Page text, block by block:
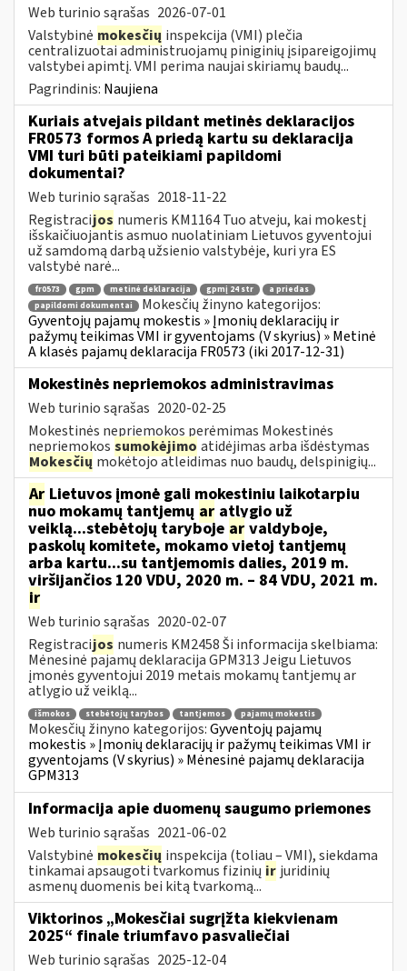
Web turinio sąrašas 2026-07-01
Valstybinė mokesčių inspekcija (VMI) plečia
centralizuotai administruojamų piniginių įsipareigojimų
valstybei apimtį. VMI perima naujai skiriamų baudų...
Pagrindinis: Naujiena
Kuriais atvejais pildant metinės deklaracijos
FR0573 formos A priedą kartu su deklaracija
VMI turi būti pateikiami papildomi
dokumentai?
Web turinio sąrašas 2018-11-22
Registracijos numeris KM1164 Tuo atveju, kai mokestį
išskaičiuojantis asmuo nuolatiniam Lietuvos gyventojui
už samdomą darbą užsienio valstybėje, kuri yra ES
valstybė narė...
fr0573 gpm metinė deklaracija gpmį 24 str
a priedas
papildomi dokumentai
Mokesčių žinyno kategorijos:
Gyventojų pajamų mokestis » Įmonių deklaracijų ir
pažymų teikimas VMI ir gyventojams (V skyrius) » Metinė
A klasės pajamų deklaracija FR0573 (iki 2017-12-31)
Mokestinės nepriemokos administravimas
Web turinio sąrašas 2020-02-25
Mokestinės nepriemokos perėmimas Mokestinės
nepriemokos sumokėjimo atidėjimas arba išdėstymas
Mokesčių mokėtojo atleidimas nuo baudų, delspinigių...
Ar Lietuvos įmonė gali mokestiniu laikotarpiu
nuo mokamų tantjemų ar atlygio už
veiklą...stebėtojų taryboje ar valdyboje,
paskolų komitete, mokamo vietoj tantjemų
arba kartu...su tantjemomis dalies, 2019 m.
viršijančios 120 VDU, 2020 m. – 84 VDU, 2021 m.
ir
Web turinio sąrašas 2020-02-07
Registracijos numeris KM2458 Ši informacija skelbiama:
Mėnesinė pajamų deklaracija GPM313 Jeigu Lietuvos
įmonės gyventojui 2019 metais mokamų tantjemų ar
atlygio už veiklą...
išmokos stebėtojų tarybos tantjemos pajamų mokestis
Mokesčių žinyno kategorijos:Gyventojų pajamų
mokestis » Įmonių deklaracijų ir pažymų teikimas VMI ir
gyventojams (V skyrius) » Mėnesinė pajamų deklaracija
GPM313
Informacija apie duomenų saugumo priemones
Web turinio sąrašas 2021-06-02
Valstybinė mokesčių inspekcija (toliau – VMI), siekdama
tinkamai apsaugoti tvarkomus fizinių ir juridinių
asmenų duomenis bei kitą tvarkomą...
Viktorinos „Mokesčiai sugrįžta kiekvienam
2025“ finale triumfavo pasvaliečiai
Web turinio sąrašas 2025-12-04